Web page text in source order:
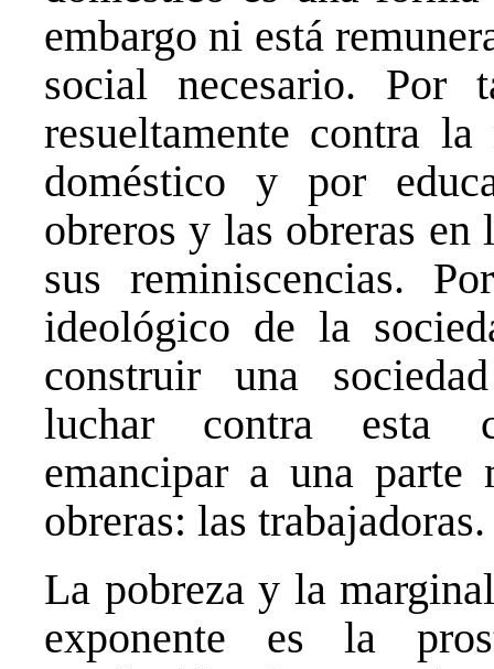
embargo ni está
social necesario. Por
resueltamente contra
doméstico y por
obreros y las obreras
sus reminiscencias.
ideológico de la
construir una
luchar contra esta
emancipar a una parte
obreras: las trabajadoras.
La pobreza y la
exponente es la